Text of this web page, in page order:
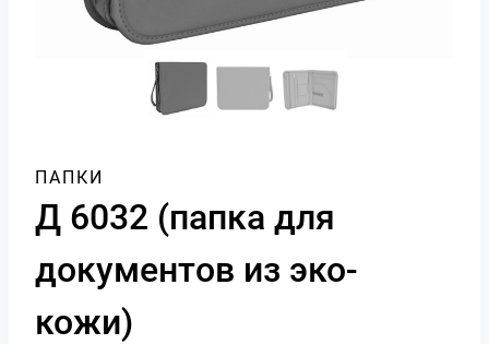
ПАПКИ
Д 6032 (папка для
документов из эко-
кожи)